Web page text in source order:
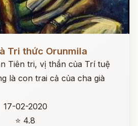
Tri thức Orunmila
Tiên tri, vị thần của Trí tuệ
là con trai cả của cha già
17-02-2020
⭐ 4.8